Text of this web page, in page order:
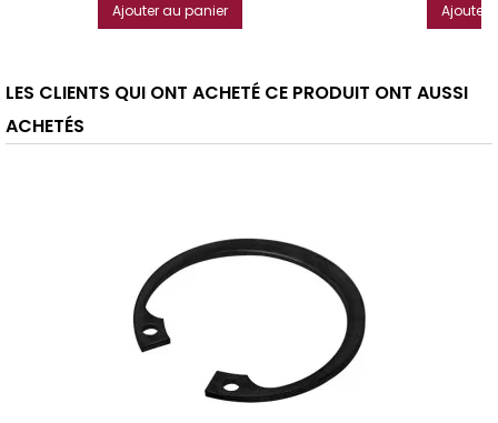
Ajouter au panier Ajouter
LES CLIENTS QUI ONT ACHETÉ CE PRODUIT ONT AUSSI
ACHETÉS